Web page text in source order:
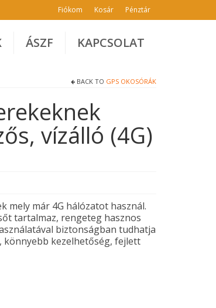
Fiókom Kosár Pénztár
ÁSZF KAPCSOLAT
BACK TO GPS OKOSÓRÁK
vízálló (4G)
mely már 4G hálózatot használ.
tartalmaz, rengeteg hasznos
biztonságban tudhatja
könnyebb kezelhetőség, fejlett